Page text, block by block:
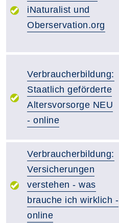
iNaturalist und
Oberservation.org
Verbraucherbildung:
Staatlich geförderte
Altersvorsorge NEU
- online
Verbraucherbildung:
Versicherungen
verstehen - was
brauche ich wirklich -
online